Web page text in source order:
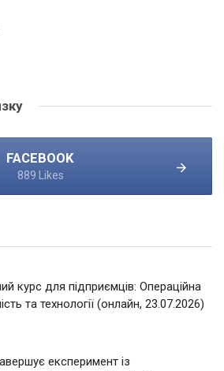
FACEBOOK
889 Likes
курс для підприємців: Операційна
та технології (онлайн, 23.07.2026)
експеримент із